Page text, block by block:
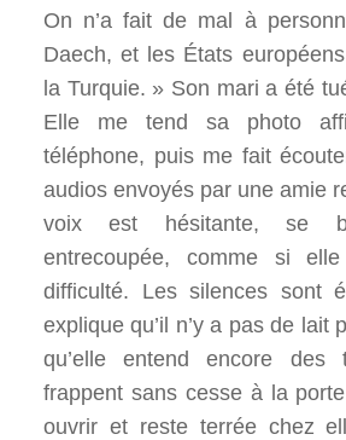
On n’a fait de mal à
Daech, et les États
la Turquie. » Son mari a été
Elle me tend sa photo
téléphone, puis me fait
audios envoyés par une amie
voix est hésitante, se
entrecoupée, comme si
difficulté. Les silences sont
explique qu’il n’y a pas de lait
qu’elle entend encore des
frappent sans cesse à la
ouvrir et reste terrée chez